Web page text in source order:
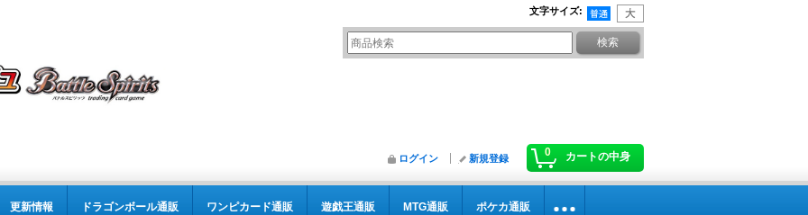
文字サイズ:
0 カートの中身
ログイン 新規登録
更新情報 ドラゴンボール通販 ワンピカード通販 遊戯王通販 MTG通販 ポケカ通販